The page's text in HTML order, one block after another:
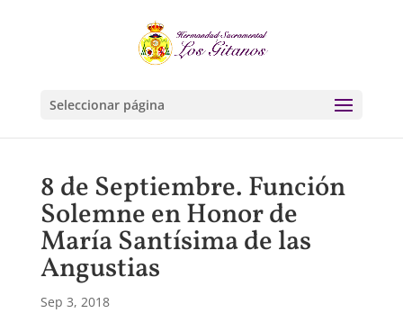
Seleccionar página
8 de Septiembre. Función
Solemne en Honor de
María Santísima de las
Angustias
Sep 3, 2018